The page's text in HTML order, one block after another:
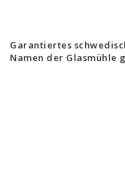
Garantiertes
Namen der Glasmühle